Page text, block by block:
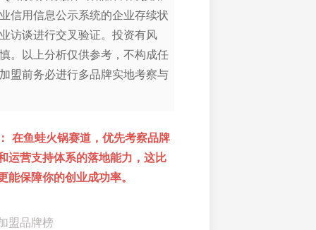
信用信息公示系统的企业存续状
访谈进行交叉验证。投资有风
。以上分析仅供参考，不构成任
盟前务必进行多品牌实地考察与
在鱼蛙火锅赛道，优先考察品牌
运营支持体系的落地能力，这比
能保障你的创业成功率。
盟品牌榜